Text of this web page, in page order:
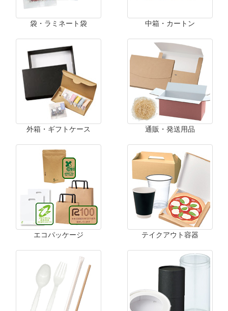
袋・ラミネート袋 中箱・カートン
外箱・ギフトケース 通販・発送用品
エコパッケージ テイクアウト容器